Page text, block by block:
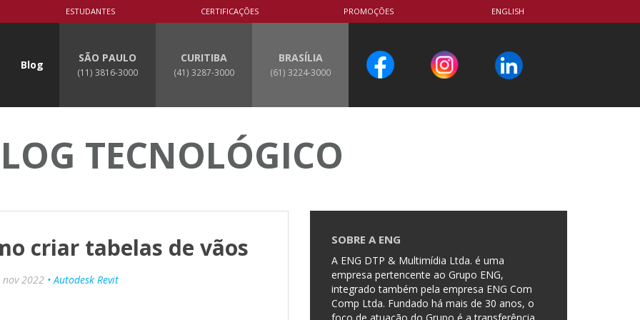
ESTUDANTES CERTIFICAÇÕES PROMOÇÕES ENGLISH
Blog
SÃO PAULO
(11) 3816-3000
CURITIBA
(41) 3287-3000
BRASÍLIA
(61) 3224-3000
TECNOLÓGICO
criar tabelas de vãos
nov 2022• Autodesk Revit
SOBRE A ENG
A ENG DTP & Multimídia Ltda. é uma
empresa pertencente ao Grupo ENG,
integrado também pela empresa ENG Com
Comp Ltda. Fundado há mais de 30 anos, o